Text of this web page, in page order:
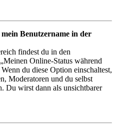
Benutzername in der
findest du in den
Online-Status während
du diese Option einschaltest,
Moderatoren und du selbst
Du wirst dann als unsichtbarer